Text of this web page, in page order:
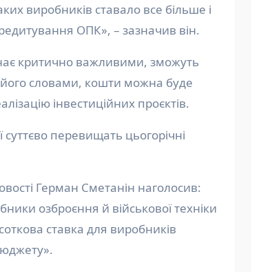
виробників ставало все більше і
ОПК», – зазначив він.
критично важливими, зможуть
його словами, кошти можна буде
інвестиційних проєктів.
перевищать цьогорічні
Герман Сметанін наголосив:
озброєння й військової техніки
ставка для виробників